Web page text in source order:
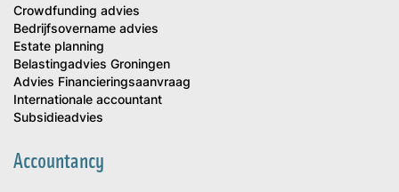
Crowdfunding advies
Bedrijfsovername advies
Estate planning
Belastingadvies Groningen
Advies Financieringsaanvraag
Internationale accountant
Subsidieadvies
Accountancy